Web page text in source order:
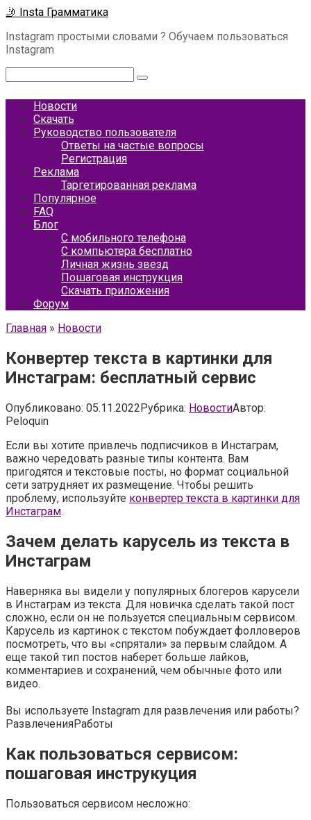
Перейти
контенту
🤳 Insta Грамматика
Instagram простыми словами ? Обучаем пользоваться
Instagram
Новости
Скачать
Руководство пользователя
Ответы на частые вопросы
Регистрация
Реклама
Таргетированная реклама
Популярное
FAQ
Блог
С мобильного телефона
С компьютера бесплатно
Личная жизнь звезд
Пошаговая инструкция
Скачать приложения
Форум
Главная » Новости
Конвертер текста в картинки для
Инстаграм: бесплатный сервис
Опубликовано: 05.11.2022Рубрика: НовостиАвтор:
Peloquin
Если вы хотите привлечь подписчиков в Инстаграм,
важно чередовать разные типы контента. Вам
пригодятся и текстовые посты, но формат социальной
сети затрудняет их размещение. Чтобы решить
проблему, используйте конвертер текста в картинки для
Инстаграм.
Зачем делать карусель из текста в
Инстаграм
Наверняка вы видели у популярных блогеров карусели
в Инстаграм из текста. Для новичка сделать такой пост
сложно, если он не пользуется специальным сервисом.
Карусель из картинок с текстом побуждает фолловеров
посмотреть, что вы «спрятали» за первым слайдом. А
еще такой тип постов наберет больше лайков,
комментариев и сохранений, чем обычные фото или
видео.
Вы используете Instagram для развлечения или работы?
РазвлеченияРаботы
Как пользоваться сервисом:
пошаговая инструкуция
Пользоваться сервисом несложно: